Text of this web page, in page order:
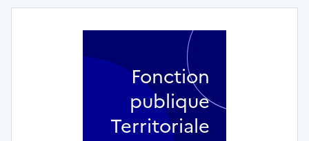
Fonction
publique
Territoriale